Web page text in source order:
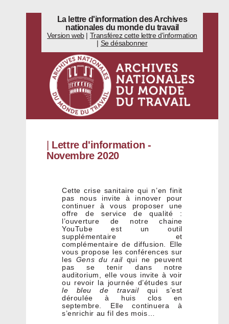
La lettre d'information des Archives
nationales du monde du travail
Version web| Transférez cette lettre d'information
| Se désabonner
Lettre d'information -
Novembre 2020
Cette crise sanitaire qui n’en finit
pas nous invite à innover pour
continuer à vous proposer une
offre de service de qualité :
l’ouverture de notre chaine
YouTube est un outil
supplémentaire et
complémentaire de diffusion. Elle
vous propose les conférences sur
les Gens du railqui ne peuvent
pas se tenir dans notre
auditorium, elle vous invite à voir
ou revoir la journée d’études sur
le bleu de travailqui s’est
déroulée à huis clos en
septembre. Elle continuera à
s’enrichir au fil des mois…